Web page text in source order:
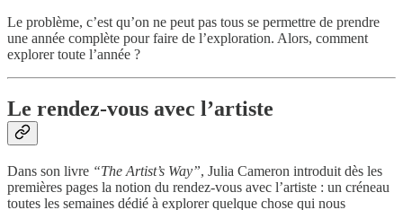
Le problème, c’est qu’on ne peut pas tous se permettre de prendre
une année complète pour faire de l’exploration. Alors, comment
explorer toute l’année ?
Le rendez-vous avec l’artiste
Dans son livre “The Artist’s Way”, Julia Cameron introduit dès les
premières pages la notion du rendez-vous avec l’artiste : un créneau
toutes les semaines dédié à explorer quelque chose qui nous